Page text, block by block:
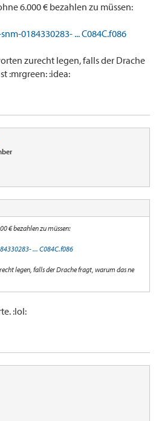
6.000 € bezahlen zu müssen:
0184330283- ... C084C.f086
zurecht legen, falls der Drache
:mrgreen: :idea:
€ bezahlen zu müssen:
... C084C.f086
legen, falls der Drache fragt, warum das ne
:lol: